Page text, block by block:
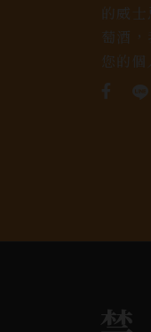
的威
萄酒
您的個